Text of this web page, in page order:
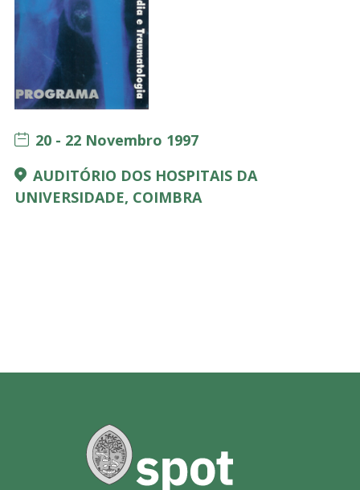
20 - 22 Novembro 1997
AUDITÓRIO DOS HOSPITAIS DA
UNIVERSIDADE, COIMBRA